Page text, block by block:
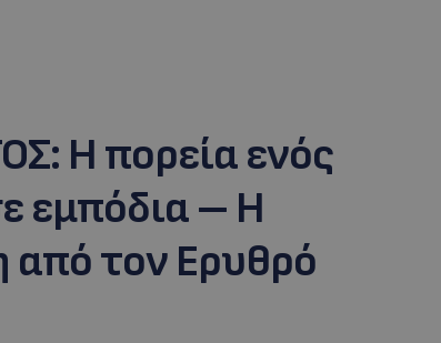
Η πορεία ενός
εμπόδια – Η
τον Ερυθρό